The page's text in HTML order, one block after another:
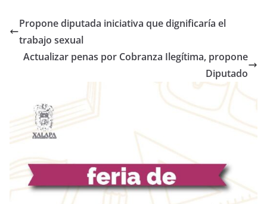
Propone diputada iniciativa que dignificaría el
trabajo sexual
Actualizar penas por Cobranza Ilegítima, propone
Diputado